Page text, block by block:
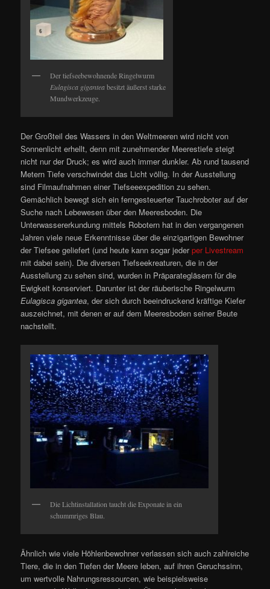
Der tiefseebewohnende Ringelwurm
Eulagisca giganteabesitzt äußerst starke
Mundwerkzeuge.
Der Großteil des Wassers in den Weltmeeren wird nicht von
Sonnenlicht erhellt, denn mit zunehmender Meerestiefe steigt
nicht nur der Druck; es wird auch immer dunkler. Ab rund tausend
Metern Tiefe verschwindet das Licht völlig. In der Ausstellung
sind Filmaufnahmen einer Tiefseeexpedition zu sehen.
Gemächlich bewegt sich ein ferngesteuerter Tauchroboter auf der
Suche nach Lebewesen über den Meeresboden. Die
Unterwassererkundung mittels Robotern hat in den vergangenen
Jahren viele neue Erkenntnisse über die einzigartigen Bewohner
der Tiefsee geliefert (und heute kann sogar jederper Livestream
mit dabei sein). Die diversen Tiefseekreaturen, die in der
Ausstellung zu sehen sind, wurden in Präparategläsern für die
Ewigkeit konserviert. Darunter ist der räuberische Ringelwurm
Eulagisca gigantea, der sich durch beeindruckend kräftige Kiefer
auszeichnet, mit denen er auf dem Meeresboden seiner Beute
nachstellt.
Die Lichtinstallation taucht die Exponate in ein
schummriges Blau.
Ähnlich wie viele Höhlenbewohner verlassen sich auch zahlreiche
Tiere, die in den Tiefen der Meere leben, auf ihren Geruchssinn,
um wertvolle Nahrungsressourcen, wie beispielsweise